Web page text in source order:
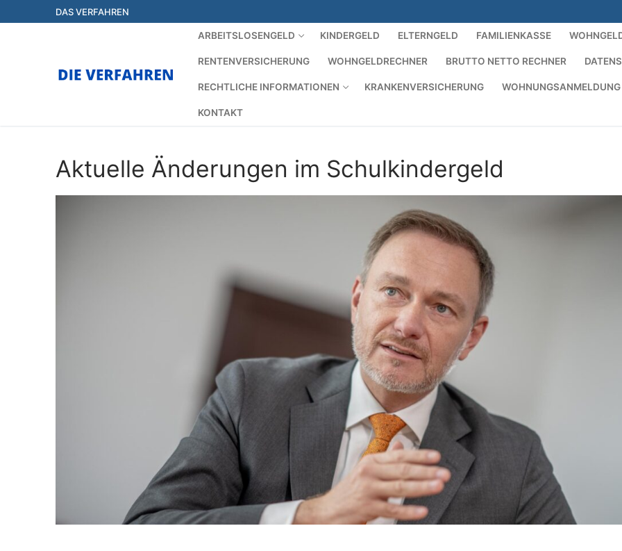
Inhalt
DAS VERFAHREN
ARBEITSLOSENGELD KINDERGELD ELTERNGELD FAMILIENKASSE
RENTENVERSICHERUNG WOHNGELDRECHNER BRUTTO NETTO RECHNER
RECHTLICHE INFORMATIONEN KRANKENVERSICHERUNG WOHNUNGSANMELDUNG
KONTAKT
Aktuelle Änderungen im Schulkindergeld